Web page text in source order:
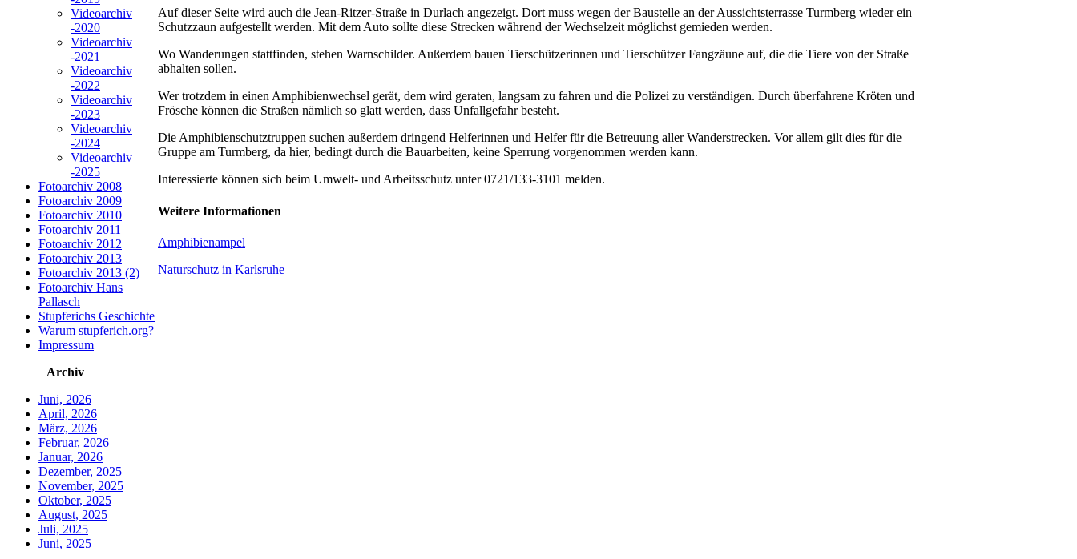
Videoarchiv
-2020
Videoarchiv
-2021
Videoarchiv
-2022
Videoarchiv
-2023
Videoarchiv
-2024
Videoarchiv
-2025
Fotoarchiv 2008
Fotoarchiv 2009
Fotoarchiv 2010
Fotoarchiv 2011
Fotoarchiv 2012
Fotoarchiv 2013
Fotoarchiv 2013 (2)
Fotoarchiv Hans
Pallasch
Stupferichs Geschichte
Warum stupferich.org?
Impressum
Archiv
Juni, 2026
April, 2026
März, 2026
Februar, 2026
Januar, 2026
Dezember, 2025
November, 2025
Oktober, 2025
August, 2025
Juli, 2025
Juni, 2025
Auf dieser Seite wird auch die Jean-Ritzer-Straße in Durlach angezeigt. Dort muss wegen der Baustelle an der Aussichtsterrasse Turmberg wieder ein
Schutzzaun aufgestellt werden. Mit dem Auto sollte diese Strecken während der Wechselzeit möglichst gemieden werden.
Wo Wanderungen stattfinden, stehen Warnschilder. Außerdem bauen Tierschützerinnen und Tierschützer Fangzäune auf, die die Tiere von der Straße
abhalten sollen.
Wer trotzdem in einen Amphibienwechsel gerät, dem wird geraten, langsam zu fahren und die Polizei zu verständigen. Durch überfahrene Kröten und
Frösche können die Straßen nämlich so glatt werden, dass Unfallgefahr besteht.
Die Amphibienschutztruppen suchen außerdem dringend Helferinnen und Helfer für die Betreuung aller Wanderstrecken. Vor allem gilt dies für die
Gruppe am Turmberg, da hier, bedingt durch die Bauarbeiten, keine Sperrung vorgenommen werden kann.
Interessierte können sich beim Umwelt- und Arbeitsschutz unter 0721/133-3101 melden.
Weitere Informationen
Amphibienampel
Naturschutz in Karlsruhe